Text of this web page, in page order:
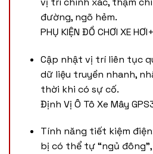
đường, ngõ hẻm.
PHỤ KIỆN ĐỒ CHƠI XE HƠI
Cập nhật vị trí liên tục
dữ liệu truyền nhanh,
thời khi có sự cố.
Định Vị Ô Tô Xe Mây
Tính năng tiết kiệm
bị có thể tự “ngủ